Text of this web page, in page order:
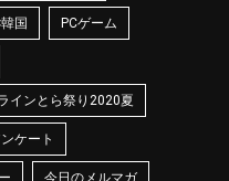
国 PCゲーム
インとら祭り2020夏
ケート